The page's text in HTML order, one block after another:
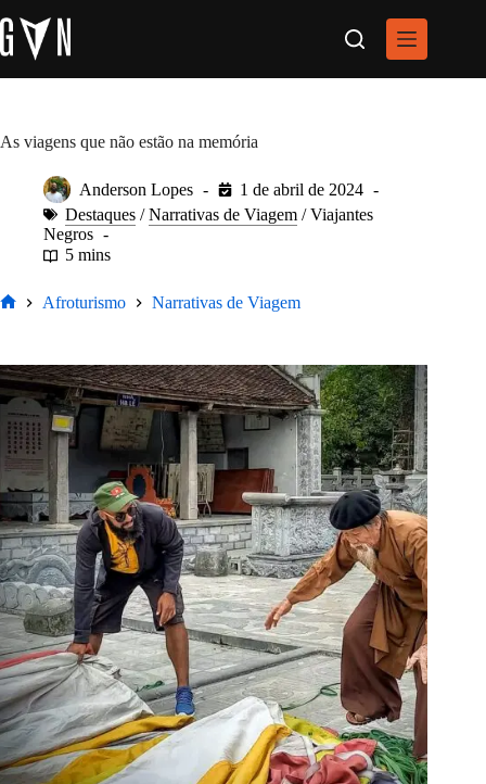
para
o
conteúdo
As viagens que não estão na memória
Anderson Lopes
1 de abril de 2024
Destaques /Narrativas de Viagem /Viajantes
Negros
5 mins
Afroturismo Narrativas de Viagem